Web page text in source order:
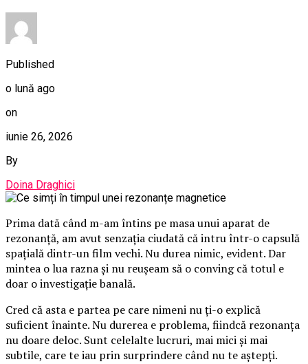
Published
o lună ago
on
iunie 26, 2026
By
Doina Draghici
Prima dată când m-am întins pe masa unui aparat de
rezonanță, am avut senzația ciudată că intru într-o capsulă
spațială dintr-un film vechi. Nu durea nimic, evident. Dar
mintea o lua razna și nu reușeam să o conving că totul e
doar o investigație banală.
Cred că asta e partea pe care nimeni nu ți-o explică
suficient înainte. Nu durerea e problema, fiindcă rezonanța
nu doare deloc. Sunt celelalte lucruri, mai mici și mai
subtile, care te iau prin surprindere când nu te aștepți.